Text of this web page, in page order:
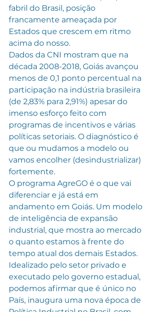
fabril do Brasil, posição
francamente ameaçada por
Estados que crescem em ritmo
acima do nosso.
Dados da CNI mostram que na
década 2008-2018, Goiás avançou
menos de 0,1 ponto percentual na
participação na indústria brasileira
(de 2,83% para 2,91%) apesar do
imenso esforço feito com
programas de incentivos e várias
políticas setoriais. O diagnóstico é
que ou mudamos a modelo ou
vamos encolher (desindustrializar)
fortemente.
O programa AgreGO é o que vai
diferenciar e já está em
andamento em Goiás. Um modelo
de inteligência de expansão
industrial, que mostra ao mercado
o quanto estamos à frente do
tempo atual dos demais Estados.
Idealizado pelo setor privado e
executado pelo governo estadual,
podemos afirmar que é único no
País, inaugura uma nova época de